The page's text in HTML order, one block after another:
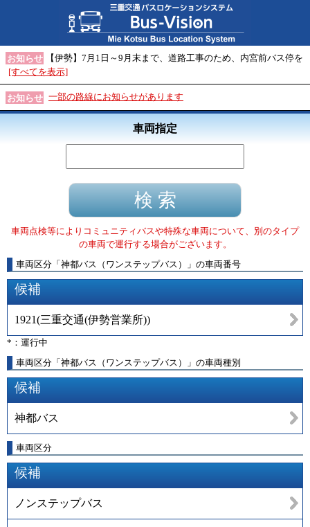
お知らせ
【伊勢】7月1日～9月末まで、道路工事のため、内宮前バス停を
[すべてを表示]
お知らせ 一部の路線にお知らせがあります
車両指定
車両点検等によりコミュニティバスや特殊な車両について、別のタイプ
の車両で運行する場合がございます。
車両区分 「 神都バス（ワンステップバス） 」 の車両番号
候補
1921(三重交通(伊勢営業所))
*：運行中
車両区分「神都バス（ワンステップバス）」の車両種別
候補
神都バス
車両区分
候補
ノンステップバス